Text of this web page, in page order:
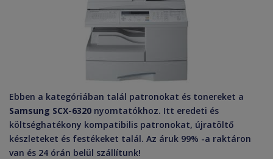
Ebben a kategóriában talál patronokat és tonereket a
Samsung SCX-6320 nyomtatókhoz. Itt eredeti és
költséghatékony kompatibilis patronokat, újratöltő
készleteket és festékeket talál. Az áruk 99% -a raktáron
van és 24 órán belül szállítunk!